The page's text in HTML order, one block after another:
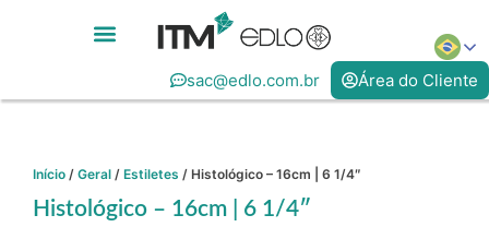
sac@edlo.com.br Área do Cliente
Início / Geral / Estiletes / Histológico – 16cm | 6 1/4″
Histológico – 16cm | 6 1/4″